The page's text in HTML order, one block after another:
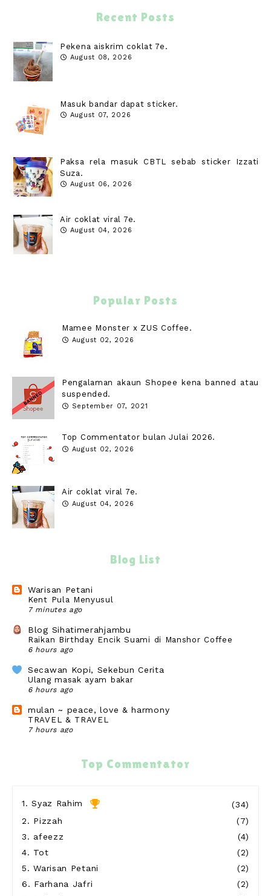
Recent Posts
Pekena aiskrim coklat 7e.
August 08, 2026
Masuk bandar dapat sticker.
August 07, 2026
Paksa rela masuk CBTL sebab sticker Izzati
Suza.
August 06, 2026
Air coklat viral 7e.
August 04, 2026
Popular Posts
Mamee Monster x ZUS Coffee.
August 02, 2026
Pengalaman akaun Shopee kena banned atau
suspended.
September 07, 2021
Top Commentator bulan Julai 2026.
August 02, 2026
Air coklat viral 7e.
August 04, 2026
Blog List
Warisan Petani
Kent Pula Menyusul
7 minutes ago
Blog Sihatimerahjambu
Raikan Birthday Encik Suami di Manshor Coffee
6 hours ago
Secawan Kopi, Sekebun Cerita
Ulang masak ayam bakar
6 hours ago
mulan ~ peace, love & harmony
TRAVEL & TRAVEL
7 hours ago
Group Marhaban Di Office
Top Commentator
1.Syaz Rahim
(34)
2. Pizzah
(7)
3. afeezz
(4)
4. Tot
(2)
5.Warisan Petani
(2)
6. Farhana Jafri
(2)